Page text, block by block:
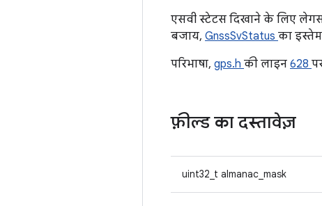
एसवी स्टेटस दिखाने के लिए
बजाय, GnssSvStatus का
परिभाषा, gps.h की लाइन 628
फ़ील्ड का दस्तावेज़
uint32_t almanac_mask